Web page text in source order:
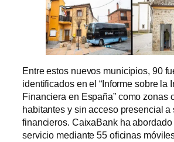
Entre estos nuevos municipios, 90
identificados en el “Informe sobre la
Financiera en España” como zonas
habitantes y sin acceso presencial a
financieros. CaixaBank ha
servicio mediante 55 oficinas